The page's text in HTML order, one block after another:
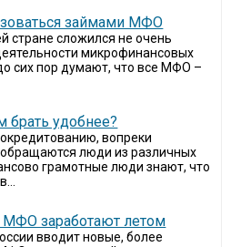
займами МФО
стране сложился не очень
микрофинансовых
сих пор думают, что все МФО –
брать удобнее?
вопреки
люди из различных
грамотные люди знают, что
заработают летом
вводит новые, более